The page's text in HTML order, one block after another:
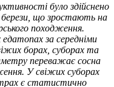
було здійснено
берези, що зростають на
походження.
едатопах за середніми
борах, суборах та
переважає сосна
У свіжих суборах
є статистично